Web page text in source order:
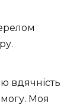
вдячність
Моя